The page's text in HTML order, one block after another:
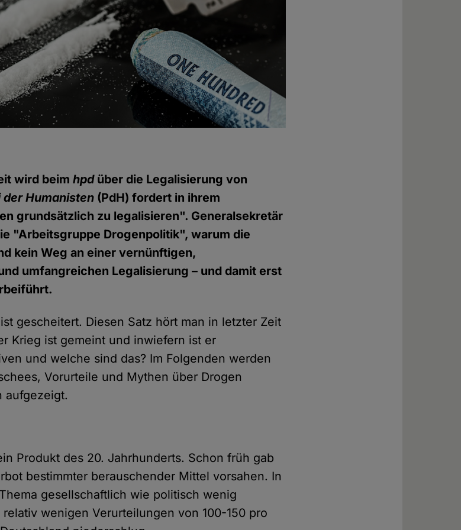
wird beimhpdüber die Legalisierung von
der Humanisten (PdH) fordert in ihrem
grundsätzlich zu legalisieren". Generalsekretär
"Arbeitsgruppe Drogenpolitik", warum die
kein Weg an einer vernünftigen,
umfangreichen Legalisierung – und damit erst
gescheitert. Diesen Satz hört man in letzter Zeit
Krieg ist gemeint und inwiefern ist er
und welche sind das? Im Folgenden werden
Vorurteile und Mythen über Drogen
aufgezeigt.
Produkt des 20. Jahrhunderts. Schon früh gab
bestimmter berauschender Mittel vorsahen. In
gesellschaftlich wie politisch wenig
wenigen Verurteilungen von 100-150 pro